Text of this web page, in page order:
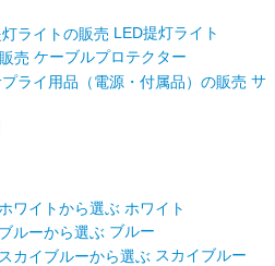
LED提灯ライト
ケーブルプロテクター
サ
ホワイト
ブルー
スカイブルー